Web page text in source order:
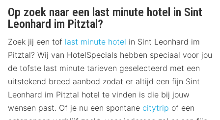
Op zoek naar een last minute hotel in Sint
Leonhard im Pitztal?
Zoek jij een tof last minute hotel in Sint Leonhard im
Pitztal? Wij van HotelSpecials hebben speciaal voor jou
de tofste last minute tarieven geselecteerd met een
uitstekend breed aanbod zodat er altijd een fijn Sint
Leonhard im Pitztal hotel te vinden is die bij jouw
wensen past. Of je nu een spontane citytrip of een